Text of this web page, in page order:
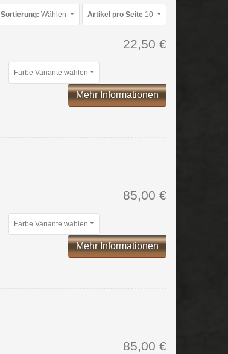
Sortierung: Wählen Artikel pro Seite 10
22,50 €
Farbe Variante wählen
Mehr Informationen
85,00 €
Farbe Variante wählen
Mehr Informationen
85,00 €